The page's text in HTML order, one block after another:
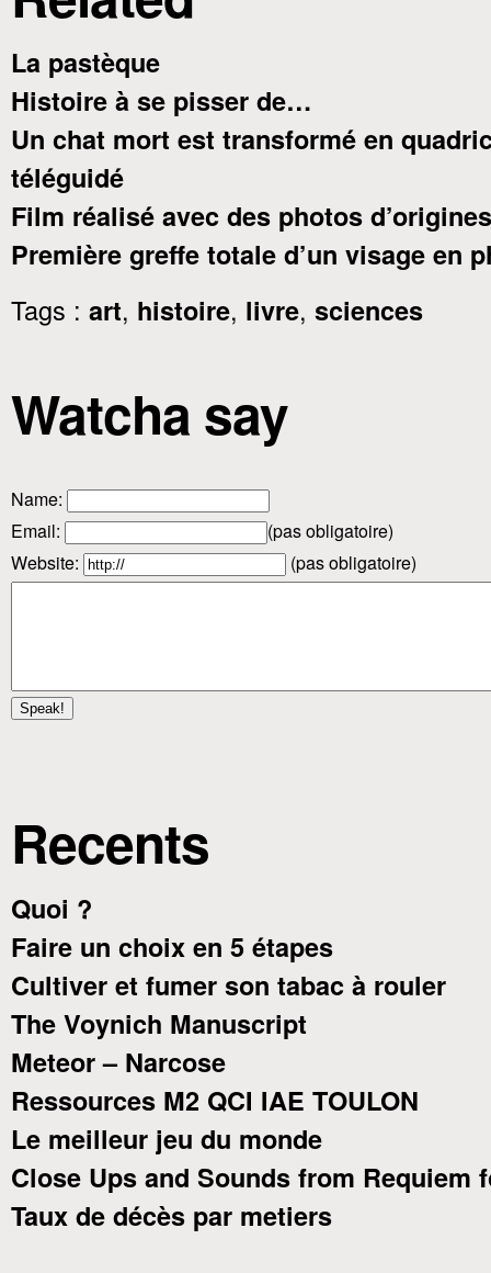
La pastèque
Histoire à se pisser de…
Un chat mort est transformé en
téléguidé
Film réalisé avec des photos
Première greffe totale d’un visage en
Tags : art, histoire, livre, sciences
Watcha say
Name:
Email:
(pas obligatoire)
Website:
(pas obligatoire)
Recents
Quoi ?
Faire un choix en 5 étapes
Cultiver et fumer son tabac à rouler
The Voynich Manuscript
Meteor – Narcose
Ressources M2 QCI IAE TOULON
Le meilleur jeu du monde
Close Ups and Sounds from Requiem
Taux de décès par metiers